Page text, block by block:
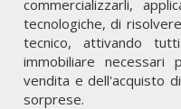
commercializzarli,
tecnologiche, di
tecnico, attivando
immobiliare necessari
vendita e dell'acquisto
sorprese.